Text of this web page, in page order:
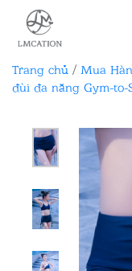
Trang chủ / Mua
đùi đa năng Gym-